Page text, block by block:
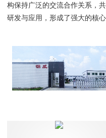
构保持广泛的交流合作关系，
研发与应用，形成了强大的核心